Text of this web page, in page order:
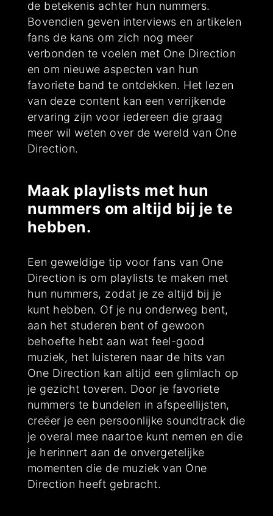
de betekenis achter hun nummers.
Bovendien geven interviews en artikelen
fans de kans om zich nog meer
verbonden te voelen met One Direction
en om nieuwe aspecten van hun
favoriete band te ontdekken. Het lezen
van deze content kan een verrijkende
ervaring zijn voor iedereen die graag
meer wil weten over de wereld van One
Direction.
Maak playlists met hun
nummers om altijd bij je te
hebben.
Een geweldige tip voor fans van One
Direction is om playlists te maken met
hun nummers, zodat je ze altijd bij je
kunt hebben. Of je nu onderweg bent,
aan het studeren bent of gewoon
behoefte hebt aan wat feel-good
muziek, het luisteren naar de hits van
One Direction kan altijd een glimlach op
je gezicht toveren. Door je favoriete
nummers te bundelen in afspeellijsten,
creëer je een persoonlijke soundtrack die
je overal mee naartoe kunt nemen en die
je herinnert aan de onvergetelijke
momenten die de muziek van One
Direction heeft gebracht.